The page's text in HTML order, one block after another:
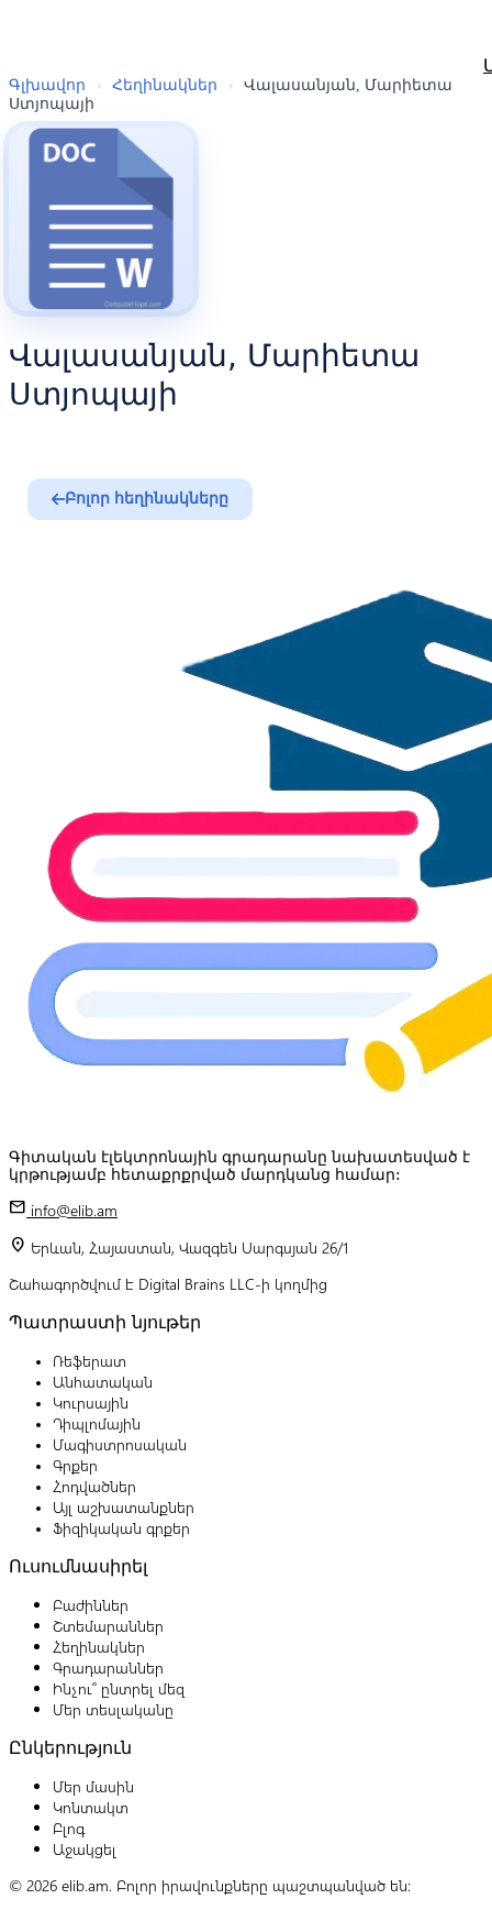
Գլխավոր › Հեղինակներ ›
Վալասանյան, Մարիետա
Ստյոպայի
Վալասանյան, Մարիետա
Ստյոպայի
Բոլոր հեղինակները
Գիտական էլեկտրոնային գրադարանը նախատեսված է
կրթությամբ հետաքրքրված մարդկանց համար:
mail info@elib.am
location_on Երևան, Հայաստան, Վազգեն Սարգսյան 26/1
Շահագործվում է Digital Brains LLC-ի կողմից
Պատրաստի նյութեր
Ռեֆերատ
Անհատական
Կուրսային
Դիպլոմային
Մագիստրոսական
Գրքեր
Հոդվածներ
Այլ աշխատանքներ
Ֆիզիկական գրքեր
Ուսումնասիրել
Բաժիններ
Շտեմարաններ
Հեղինակներ
Գրադարաններ
Ինչու՞ ընտրել մեզ
Մեր տեսլականը
Ընկերություն
Մեր մասին
Կոնտակտ
Բլոգ
Աջակցել
© 2026 elib.am. Բոլոր իրավունքները պաշտպանված են: